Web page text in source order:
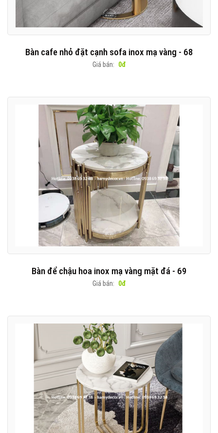
Bàn cafe nhỏ đặt cạnh sofa inox mạ vàng - 68
Giá bán: 0đ
Bàn để chậu hoa inox mạ vàng mặt đá - 69
Giá bán: 0đ